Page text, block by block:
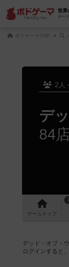
世界
ボー
ボドゲーマTOP
2人
デ
84
ゲーム トップ
デッド・オブ・
ログインすると